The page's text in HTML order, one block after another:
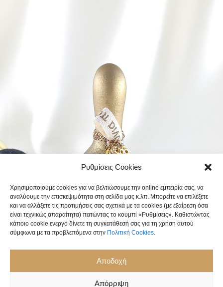
Ρυθμίσεις Cookies
Χρησιμοποιούμε cookies για να βελτιώσουμε την online εμπειρία σας, να
αναλύουμε την επισκεψιμότητα στη σελίδα μας κ.λπ. Μπορείτε να επιλέξετε
και να αλλάξετε τις προτιμήσεις σας σχετικά με τα cookies (με εξαίρεση όσα
είναι τεχνικώς απαραίτητα) πατώντας το κουμπί «Ρυθμίσεις». Καθιστώντας
κάποιο cookie ενεργό δίνετε τη συγκατάθεσή σας για τη χρήση αυτού
σύμφωνα με τα προβλεπόμενα στην Πολιτική Cookies.
Αποδοχή
Απόρριψη